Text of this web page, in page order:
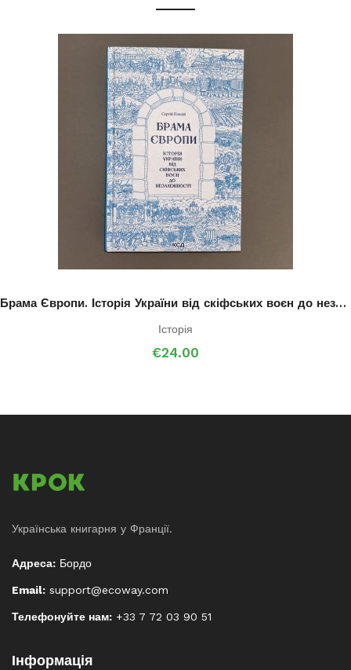
Брама Європи. Історія України від скіфських воєн до незалежності.
Історія
€24.00
Українська книгарня у Франції.
Адреса: Бордо
Email: support@ecoway.com
Телефонуйте нам: +33 7 72 03 90 51
Інформація